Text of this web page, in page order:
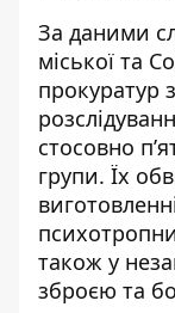
За даними
міської та
прокуратур
стосовно
групи. Їх
також у
зброєю та